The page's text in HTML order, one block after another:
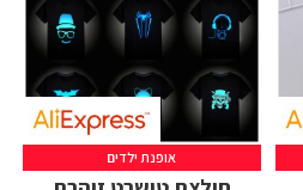
אופנת ילדים